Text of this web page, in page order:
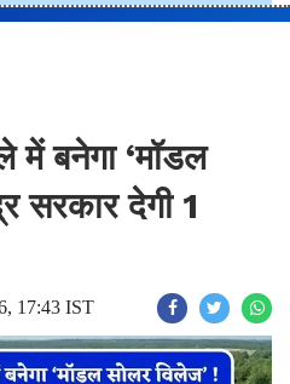
में बनेगा ‘मॉडल
सरकार देगी 1
17:43 IST